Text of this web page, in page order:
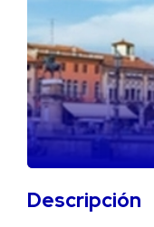
Descripción